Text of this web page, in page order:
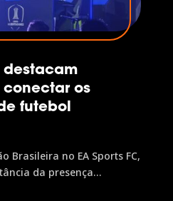
destacam
os
futebol
Brasileira no EA Sports FC,
da presença